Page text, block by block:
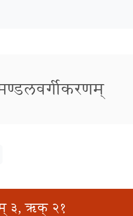
३, ऋक् २१